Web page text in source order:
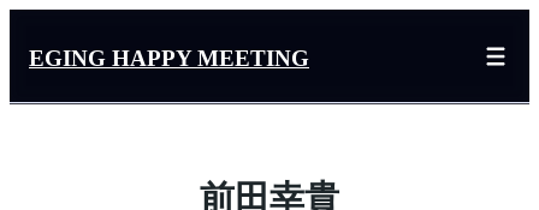
ス
EGING HAPPY MEETING
前田幸貴